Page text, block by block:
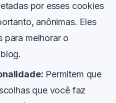
por esses cookies
anônimas. Eles
para melhorar o
Permitem que
que você faz